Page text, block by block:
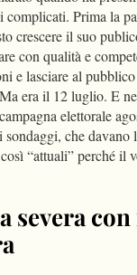
complicati. Prima la
crescere il suo
con qualità e
e lasciare al
era il 12 luglio. E
elettorale
sondaggi, che
“attuali” perché il
severa